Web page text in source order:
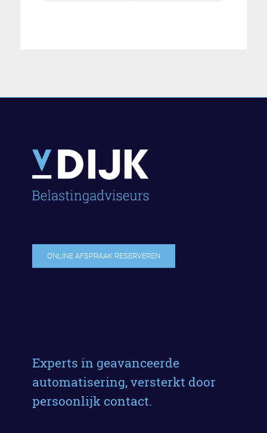
ONLINE AFSPRAAK RESERVEREN
Experts in geavanceerde
automatisering, versterkt door
persoonlijk contact.